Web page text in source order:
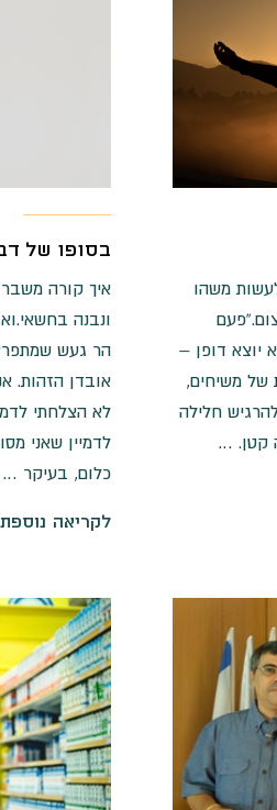
משהו
יוצא דופן –
של משיחים,
חלילה
קטן. …
בסופו של
איך קורה
ונבנה
הר געש
אובדן הזהות.
לא הצלחתי
לדמיין שאני
כלום, בעיקר …
לקריאה נוספת